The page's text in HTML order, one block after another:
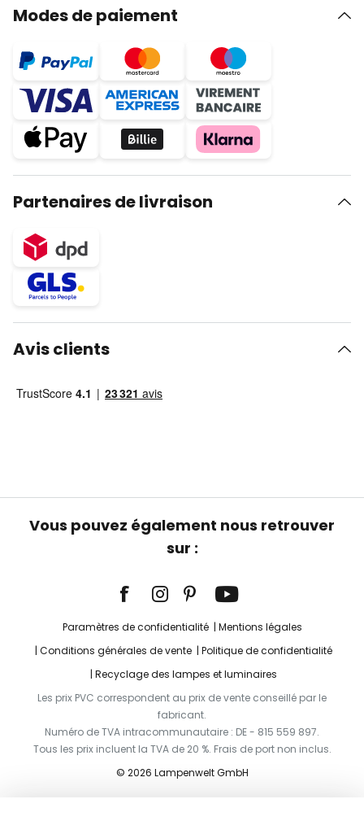
Modes de paiement
Partenaires de livraison
Avis clients
Vous pouvez également nous retrouver
sur :
Paramètres de confidentialité
Mentions légales
Conditions générales de vente
Politique de confidentialité
Recyclage des lampes et luminaires
Les prix PVC correspondent au prix de vente conseillé par le
fabricant.
Numéro de TVA intracommunautaire : DE - 815 559 897.
Tous les prix incluent la TVA de 20 %. Frais de port non inclus.
© 2026 Lampenwelt GmbH